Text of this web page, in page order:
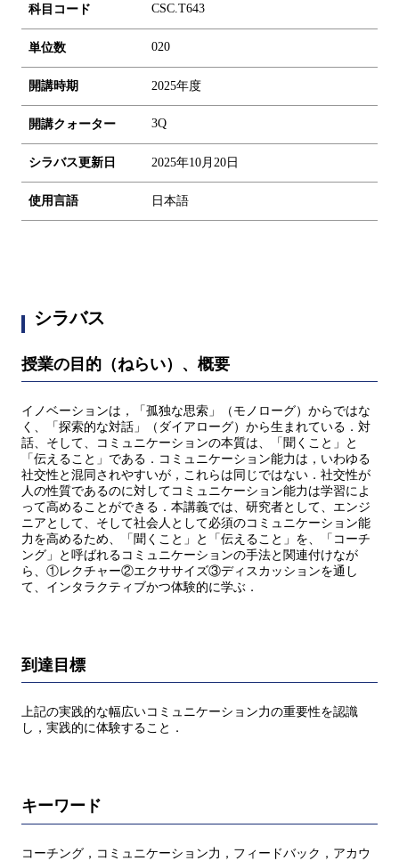
科目コード CSC.T643
単位数 020
開講時期 2025年度
開講クォーター 3Q
シラバス更新日 2025年10月20日
使用言語 日本語
シラバス
授業の目的（ねらい）、概要
イノベーションは，「孤独な思索」（モノローグ）からではな
く、「探索的な対話」（ダイアローグ）から生まれている．対
話、そして、コミュニケーションの本質は、「聞くこと」と
「伝えること」である．コミュニケーション能力は，いわゆる
社交性と混同されやすいが，これらは同じではない．社交性が
人の性質であるのに対してコミュニケーション能力は学習によ
って高めることができる．本講義では、研究者として、エンジ
ニアとして、そして社会人として必須のコミュニケーション能
力を高めるため、「聞くこと」と「伝えること」を、「コーチ
ング」と呼ばれるコミュニケーションの手法と関連付けなが
ら、①レクチャー②エクササイズ③ディスカッションを通し
て、インタラクティブかつ体験的に学ぶ．
到達目標
上記の実践的な幅広いコミュニケーション力の重要性を認識
し，実践的に体験すること．
キーワード
コーチング，コミュニケーション力，フィードバック，アカウ